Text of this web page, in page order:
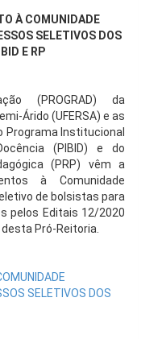
À COMUNIDADE
SELETIVOS DOS
E RP
(PROGRAD) da
Árido (UFERSA) e as
Programa Institucional
(PIBID) e do
(PRP) vêm a
à Comunidade
de bolsistas para
pelos Editais 12/2020
Pró-Reitoria.
SELETIVOS DOS